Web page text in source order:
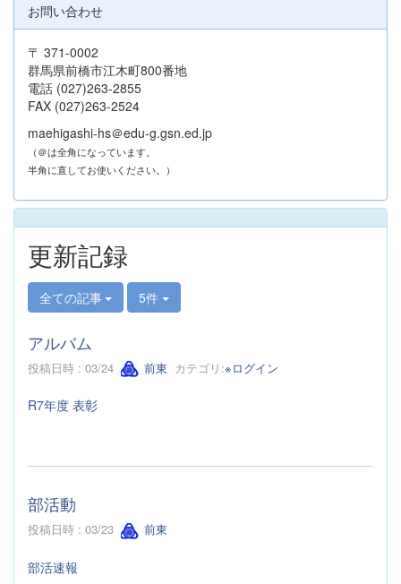
お問い合わせ
〒 371-0002
群馬県前橋市江木町800番地
電話 (027)263-2855
FAX (027)263-2524
maehigashi-hs＠edu-g.gsn.ed.jp
（＠は全角になっています。
半角に直してお使いください。）
更新記録
全ての記事 5件
アルバム
投稿日時 : 03/24 前東 カテゴリ:※ログイン
R7年度 表彰
部活動
投稿日時 : 03/23 前東
部活速報